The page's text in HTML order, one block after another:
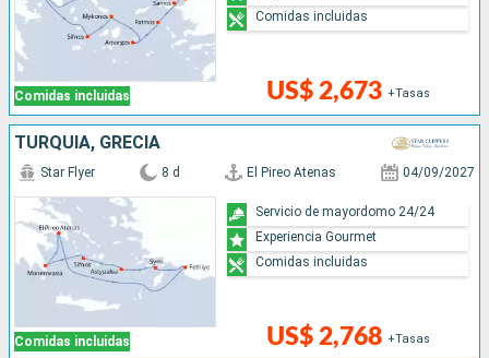
Comidas incluidas US$ 2,673 +Tasas
Comidas incluidas
TURQUÍA, GRECIA
Comidas incluidas
Star Flyer 8 d El Pireo Atenas 04/09/2027
US$ 2,768 +Tasas
Servicio de mayordomo 24/24
Experiencia Gourmet
Comidas incluidas